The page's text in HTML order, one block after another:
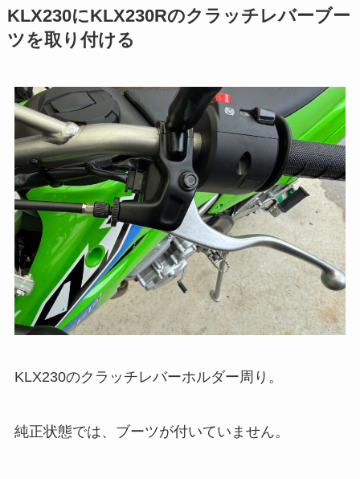
KLX230にKLX230Rのクラッチレバーブー
ツを取り付ける
KLX230のクラッチレバーホルダー周り。
純正状態では、ブーツが付いていません。